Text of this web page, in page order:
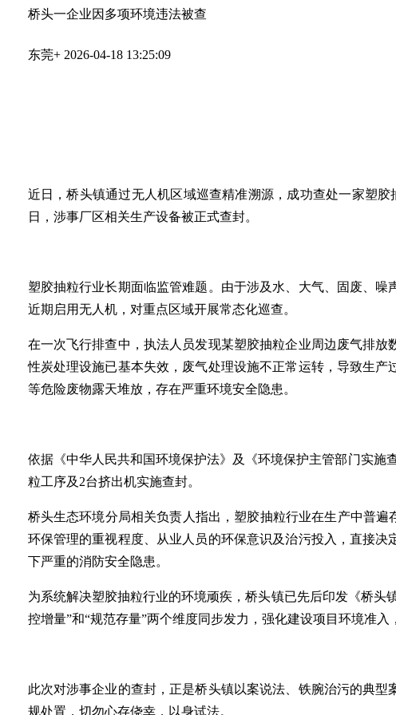
桥头一企业因多项环境违法被查
东莞+ 2026-04-18 13:25:09
近日，桥头镇通过无人机区域巡查精准溯源，成功查处一家塑
日，涉事厂区相关生产设备被正式查封。
塑胶抽粒行业长期面临监管难题。由于涉及水、大气、固废、
近期启用无人机，对重点区域开展常态化巡查。
在一次飞行排查中，执法人员发现某塑胶抽粒企业周边废气排
性炭处理设施已基本失效，废气处理设施不正常运转，导致生
等危险废物露天堆放，存在严重环境安全隐患。
依据《中华人民共和国环境保护法》及《环境保护主管部门实施
粒工序及2台挤出机实施查封。
桥头生态环境分局相关负责人指出，塑胶抽粒行业在生产中普
环保管理的重视程度、从业人员的环保意识及治污投入，直接
下严重的消防安全隐患。
为系统解决塑胶抽粒行业的环境顽疾，桥头镇已先后印发《桥
控增量”和“规范存量”两个维度同步发力，强化建设项目环境准
此次对涉事企业的查封，正是桥头镇以案说法、铁腕治污的典
规处置，切勿心存侥幸，以身试法。